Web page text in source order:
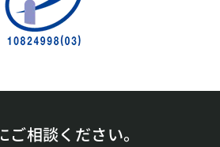
ご相談ください。